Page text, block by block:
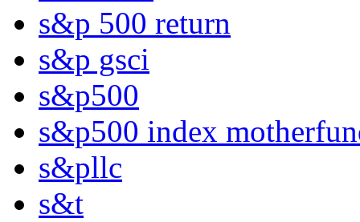
s&p 500 return
s&p gsci
s&p500
s&p500 index
s&pllc
s&t